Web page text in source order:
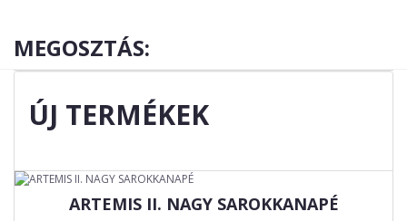
MEGOSZTÁS:
ÚJ TERMÉKEK
ARTEMIS II. NAGY SAROKKANAPÉ